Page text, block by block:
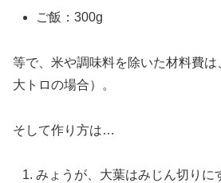
ご飯：300g
等で、米や調味料を除いた材料費
大トロの場合）。
そして作り方は…
みょうが、大葉はみじん切りに